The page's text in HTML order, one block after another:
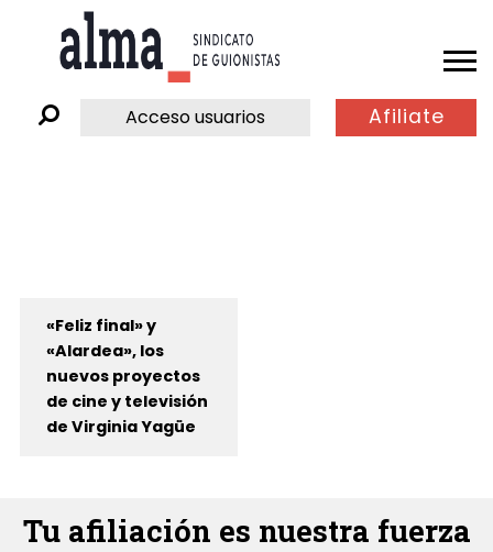
Acceso usuarios Afiliate
«Feliz final» y
«Alardea», los
nuevos proyectos
de cine y televisión
de Virginia Yagüe
Tu afiliación es nuestra fuerza